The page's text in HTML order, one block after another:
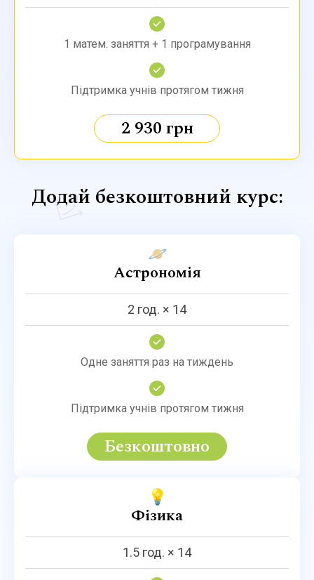
1 матем. заняття + 1 програмування
Підтримка учнів протягом тижня
2 930 грн
Додай безкоштовний курс:
🪐
Астрономія
2 год. × 14
Одне заняття раз на тиждень
Підтримка учнів протягом тижня
Безкоштовно
💡
Фізика
1.5 год. × 14